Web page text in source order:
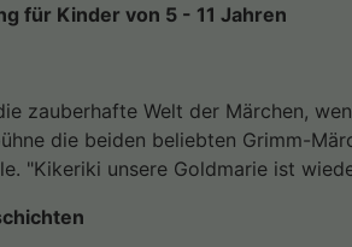
für Kinder von 5 - 11 Jahren
zauberhafte Welt der Märchen,
die beiden beliebten Grimm-
"Kikeriki unsere Goldmarie ist